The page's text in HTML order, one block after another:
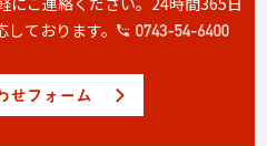
ております。